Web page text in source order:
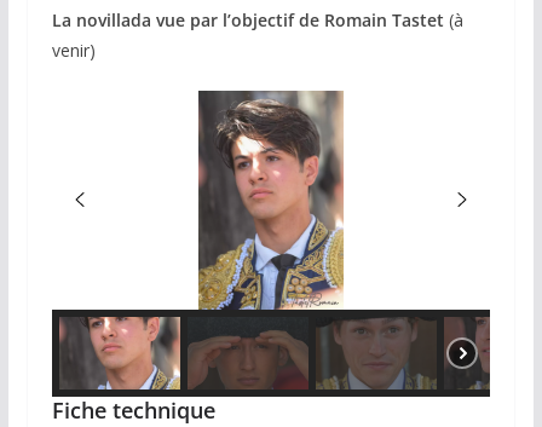
La novillada vue par l’objectif de Romain Tastet (à
venir)
Fiche technique